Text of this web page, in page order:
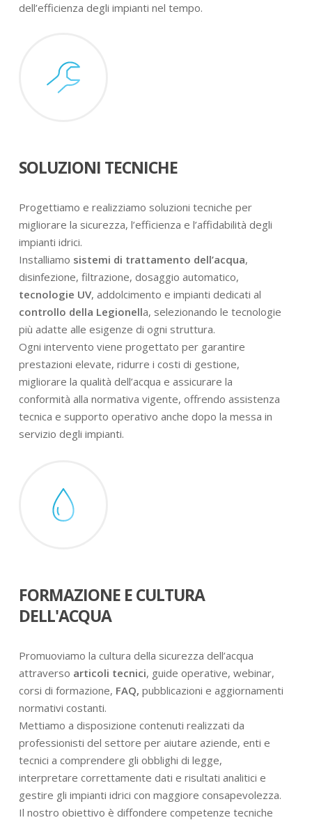
dell’efficienza degli impianti nel tempo.
SOLUZIONI TECNICHE
Progettiamo e realizziamo soluzioni tecniche per
migliorare la sicurezza, l’efficienza e l’affidabilità degli
impianti idrici.
Installiamo sistemi di trattamento dell’acqua,
disinfezione, filtrazione, dosaggio automatico,
tecnologie UV, addolcimento e impianti dedicati al
controllo della Legionella, selezionando le tecnologie
più adatte alle esigenze di ogni struttura.
Ogni intervento viene progettato per garantire
prestazioni elevate, ridurre i costi di gestione,
migliorare la qualità dell’acqua e assicurare la
conformità alla normativa vigente, offrendo assistenza
tecnica e supporto operativo anche dopo la messa in
servizio degli impianti.
FORMAZIONE E CULTURA
DELL'ACQUA
Promuoviamo la cultura della sicurezza dell’acqua
attraverso articoli tecnici, guide operative, webinar,
corsi di formazione, FAQ, pubblicazioni e aggiornamenti
normativi costanti.
Mettiamo a disposizione contenuti realizzati da
professionisti del settore per aiutare aziende, enti e
tecnici a comprendere gli obblighi di legge,
interpretare correttamente dati e risultati analitici e
gestire gli impianti idrici con maggiore consapevolezza.
Il nostro obiettivo è diffondere competenze tecniche